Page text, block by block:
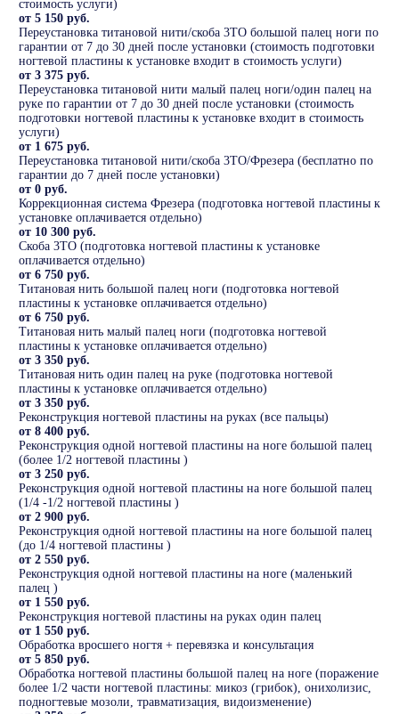
стоимость услуги)
от 5 150 руб.
Переустановка титановой нити/скоба 3ТО большой палец ноги по
гарантии от 7 до 30 дней после установки (стоимость подготовки
ногтевой пластины к установке входит в стоимость услуги)
от 3 375 руб.
Переустановка титановой нити малый палец ноги/один палец на
руке по гарантии от 7 до 30 дней после установки (стоимость
подготовки ногтевой пластины к установке входит в стоимость
услуги)
от 1 675 руб.
Переустановка титановой нити/скоба 3ТО/Фрезера (бесплатно по
гарантии до 7 дней после установки)
от 0 руб.
Коррекционная система Фрезера (подготовка ногтевой пластины к
установке оплачивается отдельно)
от 10 300 руб.
Скоба 3ТО (подготовка ногтевой пластины к установке
оплачивается отдельно)
от 6 750 руб.
Титановая нить большой палец ноги (подготовка ногтевой
пластины к установке оплачивается отдельно)
от 6 750 руб.
Титановая нить малый палец ноги (подготовка ногтевой
пластины к установке оплачивается отдельно)
от 3 350 руб.
Титановая нить один палец на руке (подготовка ногтевой
пластины к установке оплачивается отдельно)
от 3 350 руб.
Реконструкция ногтевой пластины на руках (все пальцы)
от 8 400 руб.
Реконструкция одной ногтевой пластины на ноге большой палец
(более 1/2 ногтевой пластины )
от 3 250 руб.
Реконструкция одной ногтевой пластины на ноге большой палец
(1/4 -1/2 ногтевой пластины )
от 2 900 руб.
Реконструкция одной ногтевой пластины на ноге большой палец
(до 1/4 ногтевой пластины )
от 2 550 руб.
Реконструкция одной ногтевой пластины на ноге (маленький
палец )
от 1 550 руб.
Реконструкция ногтевой пластины на руках один палец
от 1 550 руб.
Обработка вросшего ногтя + перевязка и консультация
от 5 850 руб.
Обработка ногтевой пластины большой палец на ноге (поражение
более 1/2 части ногтевой пластины: микоз (грибок), онихолизис,
подногтевые мозоли, травматизация, видоизменение)